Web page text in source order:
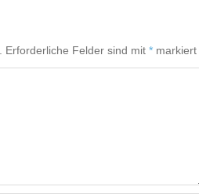
Erforderliche Felder sind mit * markiert